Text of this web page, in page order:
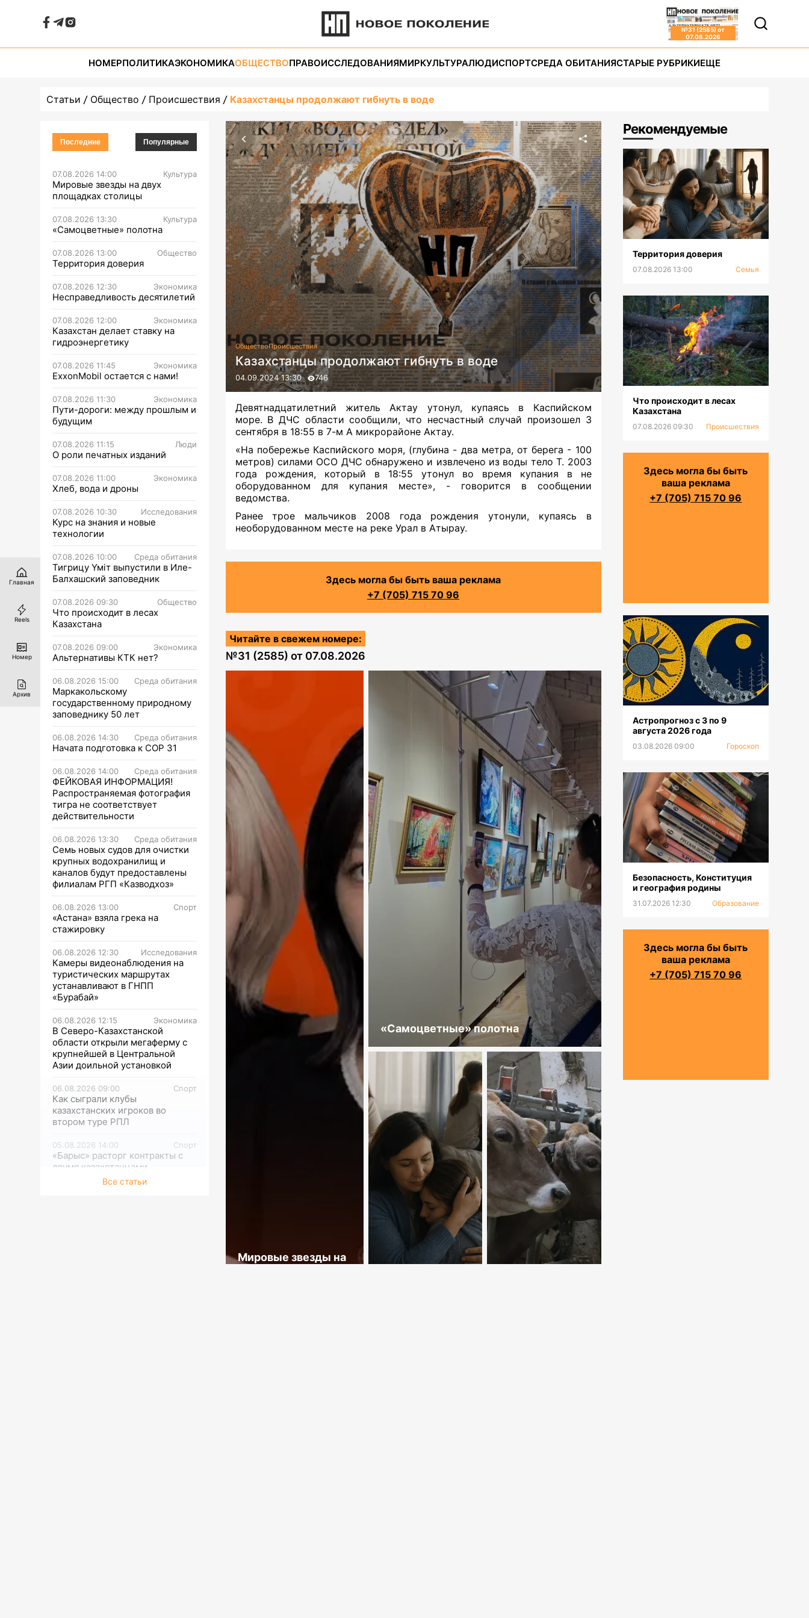
№31 (2585) от
07.08.2026
НОМЕРПОЛИТИКАЭКОНОМИКАОБЩЕСТВОПРАВОИССЛЕДОВАНИЯМИРКУЛЬТУРАЛЮДИСПОРТСРЕДА ОБИТАНИЯСТАРЫЕ РУБРИКИЕЩЕ
Статьи Общество Происшествия Казахстанцы продолжают гибнуть в воде
Последние Популярные
07.08.2026 14:00 Культура
Мировые звезды на двух
площадках столицы
07.08.2026 13:30 Культура
«Самоцветные» полотна
07.08.2026 13:00 Общество
Территория доверия
07.08.2026 12:30 Экономика
Несправедливость десятилетий
07.08.2026 12:00 Экономика
Казахстан делает ставку на
гидроэнергетику
07.08.2026 11:45 Экономика
ExxonMobil остается с нами!
07.08.2026 11:30 Экономика
Пути-дороги: между прошлым и
будущим
07.08.2026 11:15 Люди
О роли печатных изданий
07.08.2026 11:00 Экономика
Хлеб, вода и дроны
07.08.2026 10:30 Исследования
Курс на знания и новые
технологии
07.08.2026 10:00 Среда обитания
Тигрицу Үміт выпустили в Иле-
Балхашский заповедник
07.08.2026 09:30 Общество
Что происходит в лесах
Казахстана
07.08.2026 09:00 Экономика
Альтернативы КТК нет?
06.08.2026 15:00 Среда обитания
Маркакольскому
государственному природному
заповеднику 50 лет
06.08.2026 14:30 Среда обитания
Начата подготовка к СОР 31
06.08.2026 14:00 Среда обитания
ФЕЙКОВАЯ ИНФОРМАЦИЯ!
Распространяемая фотография
тигра не соответствует
действительности
06.08.2026 13:30 Среда обитания
Семь новых судов для очистки
крупных водохранилищ и
каналов будут предоставлены
филиалам РГП «Казводхоз»
06.08.2026 13:00 Спорт
«Астана» взяла грека на
стажировку
06.08.2026 12:30 Исследования
Камеры видеонаблюдения на
туристических маршрутах
устанавливают в ГНПП
«Бурабай»
06.08.2026 12:15 Экономика
В Северо-Казахстанской
области открыли мегаферму с
крупнейшей в Центральной
Азии доильной установкой
06.08.2026 09:00 Спорт
Как сыграли клубы
казахстанских игроков во
втором туре РПЛ
05.08.2026 14:00 Спорт
«Барыс» расторг контракты с
двумя казахстанцами
Все статьи
ОбществоПроисшествия
Казахстанцы продолжают гибнуть в воде
04.09.2024 13:30 746
Девятнадцатилетний житель Актау утонул, купаясь в Каспийском
море. В ДЧС области сообщили, что несчастный случай произошел 3
сентября в 18:55 в 7-м А микрорайоне Актау.
«На побережье Каспийского моря, (глубина - два метра, от берега - 100
метров) силами ОСО ДЧС обнаружено и извлечено из воды тело Т. 2003
года рождения, который в 18:55 утонул во время купания в не
оборудованном для купания месте», - говорится в сообщении
ведомства.
Ранее трое мальчиков 2008 года рождения утонули, купаясь в
необорудованном месте на реке Урал в Атырау.
Здесь могла бы быть ваша реклама
+7 (705) 715 70 96
Читайте в свежем номере:
№31 (2585) от 07.08.2026
Мировые звезды на
«Самоцветные» полотна
Рекомендуемые
Территория доверия
07.08.2026 13:00 Семья
Что происходит в лесах
Казахстана
07.08.2026 09:30 Происшествия
Здесь могла бы быть
ваша реклама
+7 (705) 715 70 96
Астропрогноз с 3 по 9
августа 2026 года
03.08.2026 09:00 Гороскоп
Безопасность, Конституция
и география родины
31.07.2026 12:30 Образование
Здесь могла бы быть
ваша реклама
+7 (705) 715 70 96
Главная
Reels
Номер
Архив